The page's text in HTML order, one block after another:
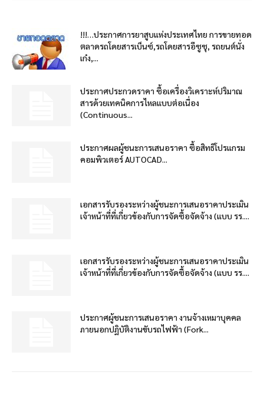
!!!…ประกาศการยาสูบแห่งประเทศไทย การขายทอด
ตลาดรถโดยสารเบ็นซ์,รถโดยสารอีซูซุ, รถยนต์นั่ง
เก๋ง,...
ประกาศประกวดราคา ซื้อเครื่องวิเคราะห์ปริมาณ
สารด้วยเทคนิคการไหลแบบต่อเนื่อง
(Continuous...
ประกาศผลผู้ชนะการเสนอราคา ซื้อสิทธิโปรแกรม
คอมพิวเตอร์ AUTOCAD...
เอกสารรับรองระหว่างผู้ชนะการเสนอราคาประเมิน
เจ้าหน้าที่ที่เกี่ยวข้องกับการจัดซื้อจัดจ้าง (แบบ รร....
เอกสารรับรองระหว่างผู้ชนะการเสนอราคาประเมิน
เจ้าหน้าที่ที่เกี่ยวข้องกับการจัดซื้อจัดจ้าง (แบบ รร....
ประกาศผู้ชนะการเสนอราคา งานจ้างเหมาบุคคล
ภายนอกปฏิบัติงานขับรถไฟฟ้า (Fork...